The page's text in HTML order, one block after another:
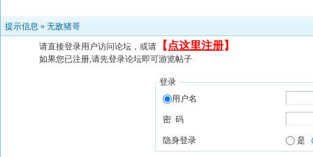
提示信息 » 无敌猪哥
请直接登录用户访问论坛，或请 【 点这里注册】
如果您已注册,请先登录论坛即可游览帖子
登录
用户名
密 码
隐身登录 是